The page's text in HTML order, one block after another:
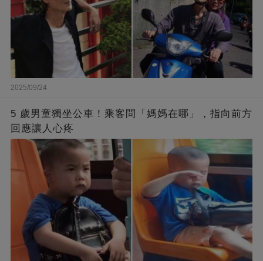
2025/09/24
5 歲男童獨坐公車！乘客問「媽媽在哪」，指向前方
回應讓人心疼